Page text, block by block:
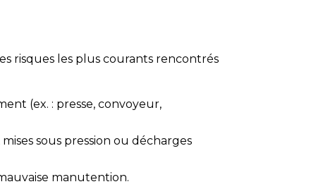
risques les plus courants rencontrés
(ex. : presse, convoyeur,
sous pression ou décharges
manutention.